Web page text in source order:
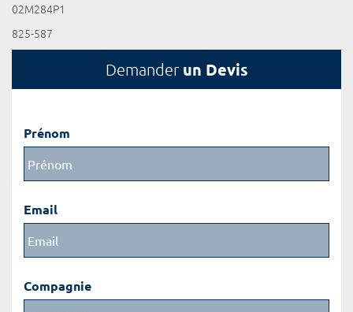
02M284P1
825-587
Demander un Devis
Prénom
Email
Compagnie